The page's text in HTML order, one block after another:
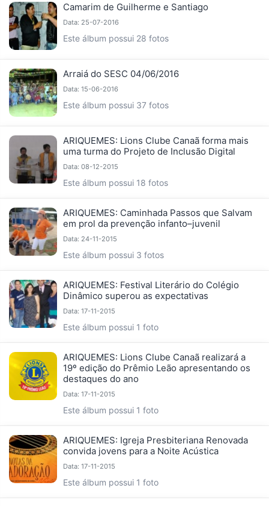
Camarim de Guilherme e Santiago
Data: 25-07-2016
Este álbum possui 28 fotos
Arraiá do SESC 04/06/2016
Data: 15-06-2016
Este álbum possui 37 fotos
ARIQUEMES: Lions Clube Canaã forma mais
uma turma do Projeto de Inclusão Digital
Data: 08-12-2015
Este álbum possui 18 fotos
ARIQUEMES: Caminhada Passos que Salvam
em prol da prevenção infanto–juvenil
Data: 24-11-2015
Este álbum possui 3 fotos
ARIQUEMES: Festival Literário do Colégio
Dinâmico superou as expectativas
Data: 17-11-2015
Este álbum possui 1 foto
ARIQUEMES: Lions Clube Canaã realizará a
19º edição do Prêmio Leão apresentando os
destaques do ano
Data: 17-11-2015
Este álbum possui 1 foto
ARIQUEMES: Igreja Presbiteriana Renovada
convida jovens para a Noite Acústica
Data: 17-11-2015
Este álbum possui 1 foto